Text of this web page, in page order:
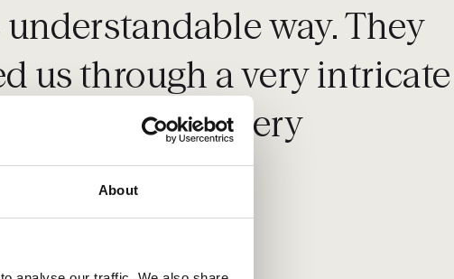
About
way. They
us through a very intricate
This firm is very